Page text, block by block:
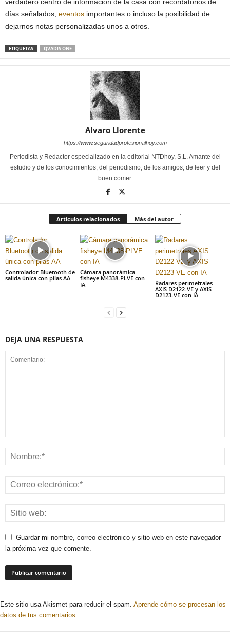
días señalados, eventos importantes o incluso la posibilidad de
dejarnos notas personalizadas unos a otros.
ETIQUETAS QVADIS ONE
Alvaro Llorente
https://www.seguridadprofesionalhoy.com
Periodista y Redactor especializado en la editorial NTDhoy, S.L. Amante del
estudio y de los conocimientos, del periodismo, de los amigos, de leer y del
buen comer.
Artículos relacionados Más del autor
Controlador Bluetooth de
salida única con pilas AA
Cámara panorámica
fisheye M4338-PLVE con
IA
Radares perimetrales
AXIS D2122-VE y AXIS
D2123-VE con IA
DEJA UNA RESPUESTA
Guardar mi nombre, correo electrónico y sitio web en este navegador
la próxima vez que comente.
Este sitio usa Akismet para reducir el spam. Aprende cómo se procesan los
datos de tus comentarios.